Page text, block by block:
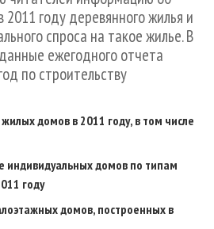
ПЛИТ
году деревянного жилья и
спроса на такое жилье. В
ежегодного отчета
по строительству
домов в 2011 году, в том числе
индивидуальных домов по типам
году
домов, построенных в